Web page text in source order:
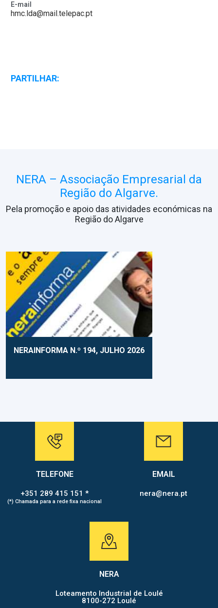
E-mail
hmc.lda@mail.telepac.pt
PARTILHAR:
NERA – Associação Empresarial da
Região do Algarve.
Pela promoção e apoio das atividades económicas na
Região do Algarve
NERAINFORMA N.º 194, JULHO 2026
TELEFONE
+351 289 415 151 *
(*) Chamada para a rede fixa nacional
EMAIL
nera@nera.pt
NERA
Loteamento Industrial de Loulé
8100-272 Loulé